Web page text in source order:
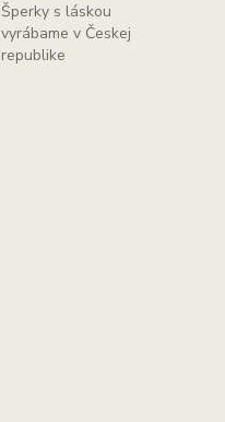
Šperky s láskou
vyrábame v Českej
republike